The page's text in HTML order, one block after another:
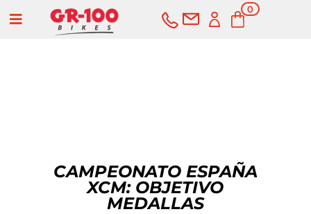
0
elementos
Bicicletas
CAMPEONATO ESPAÑA
XCM: OBJETIVO
MEDALLAS